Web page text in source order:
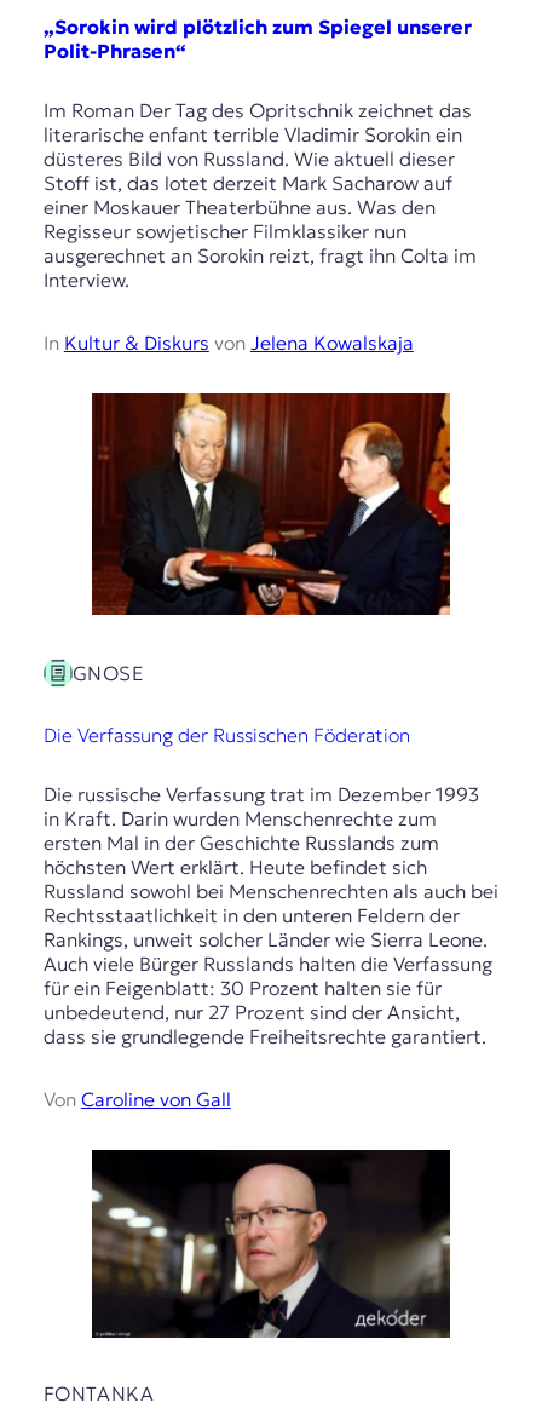
„Sorokin wird plötzlich zum Spiegel unserer
Polit-Phrasen“
Im Roman Der Tag des Opritschnik zeichnet das
literarische enfant terrible Vladimir Sorokin ein
düsteres Bild von Russland. Wie aktuell dieser
Stoff ist, das lotet derzeit Mark Sacharow auf
einer Moskauer Theaterbühne aus. Was den
Regisseur sowjetischer Filmklassiker nun
ausgerechnet an Sorokin reizt, fragt ihn Colta im
Interview.
In Kultur & Diskurs von Jelena Kowalskaja
GNOSE
Die Verfassung der Russischen Föderation
Die russische Verfassung trat im Dezember 1993
in Kraft. Darin wurden Menschenrechte zum
ersten Mal in der Geschichte Russlands zum
höchsten Wert erklärt. Heute befindet sich
Russland sowohl bei Menschenrechten als auch bei
Rechtsstaatlichkeit in den unteren Feldern der
Rankings, unweit solcher Länder wie Sierra Leone.
Auch viele Bürger Russlands halten die Verfassung
für ein Feigenblatt: 30 Prozent halten sie für
unbedeutend, nur 27 Prozent sind der Ansicht,
dass sie grundlegende Freiheitsrechte garantiert.
Von Caroline von Gall
FONTANKA